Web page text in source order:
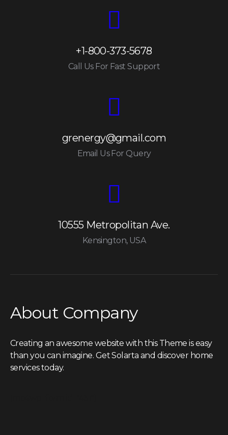
+1-800-373-5678
Call Us For Fast Support
grenergy@gmail.com
Email Us For Query
10555 Metropolitan Ave.
Kensington, USA
About Company
Creating an awesome website with this Theme is easy
than you can imagine. Get Solarta and discover home
services today.